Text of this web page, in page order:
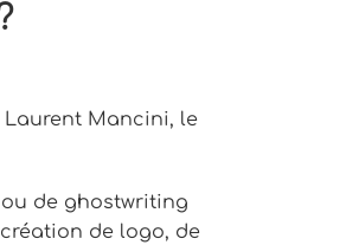
Laurent Mancini, le
de ghostwriting
de logo, de